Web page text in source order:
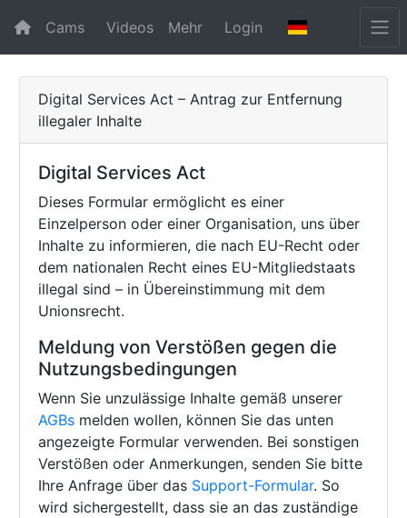
Cams Videos Mehr Login
Digital Services Act – Antrag zur Entfernung
illegaler Inhalte
Digital Services Act
Dieses Formular ermöglicht es einer
Einzelperson oder einer Organisation, uns über
Inhalte zu informieren, die nach EU-Recht oder
dem nationalen Recht eines EU-Mitgliedstaats
illegal sind – in Übereinstimmung mit dem
Unionsrecht.
Meldung von Verstößen gegen die
Nutzungsbedingungen
Wenn Sie unzulässige Inhalte gemäß unserer
AGBs melden wollen, können Sie das unten
angezeigte Formular verwenden. Bei sonstigen
Verstößen oder Anmerkungen, senden Sie bitte
Ihre Anfrage über das Support-Formular. So
wird sichergestellt, dass sie an das zuständige